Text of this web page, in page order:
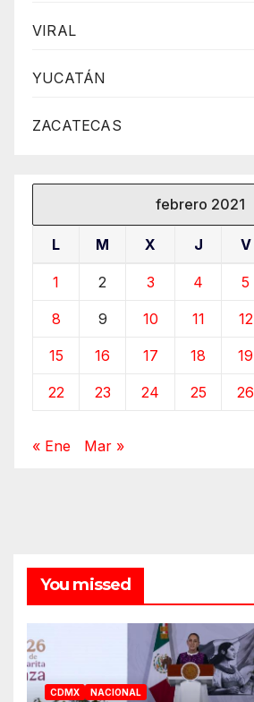
VIRAL
YUCATÁN
ZACATECAS
febrero 2021
L M X J V
1 2 3 4 5
8 9 10 11 12
15 16 17 18 19
22 23 24 25 26
« Ene Mar »
You missed
CDMX NACIONAL